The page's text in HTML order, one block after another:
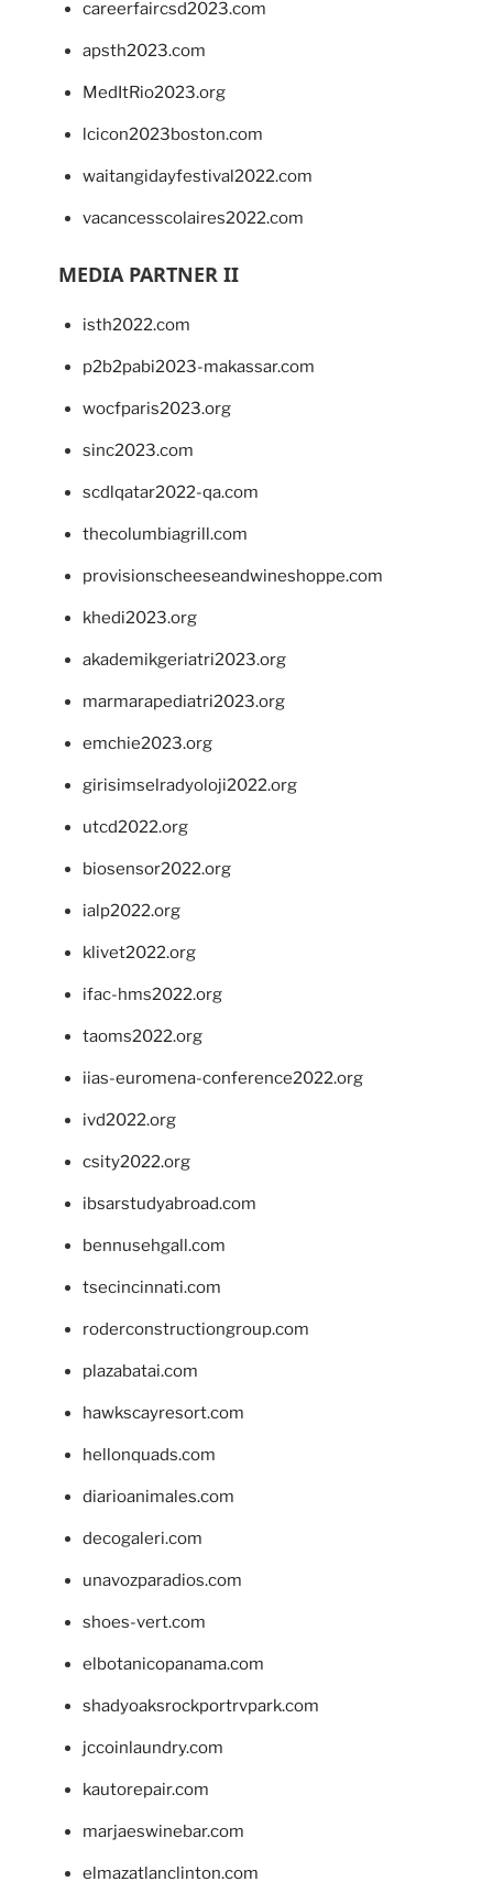
careerfaircsd2023.com
apsth2023.com
MedItRio2023.org
lcicon2023boston.com
waitangidayfestival2022.com
vacancesscolaires2022.com
MEDIA PARTNER II
isth2022.com
p2b2pabi2023-makassar.com
wocfparis2023.org
sinc2023.com
scdlqatar2022-qa.com
thecolumbiagrill.com
provisionscheeseandwineshoppe.com
khedi2023.org
akademikgeriatri2023.org
marmarapediatri2023.org
emchie2023.org
girisimselradyoloji2022.org
utcd2022.org
biosensor2022.org
ialp2022.org
klivet2022.org
ifac-hms2022.org
taoms2022.org
iias-euromena-conference2022.org
ivd2022.org
csity2022.org
ibsarstudyabroad.com
bennusehgall.com
tsecincinnati.com
roderconstructiongroup.com
plazabatai.com
hawkscayresort.com
hellonquads.com
diarioanimales.com
decogaleri.com
unavozparadios.com
shoes-vert.com
elbotanicopanama.com
shadyoaksrockportrvpark.com
jccoinlaundry.com
kautorepair.com
marjaeswinebar.com
elmazatlanclinton.com